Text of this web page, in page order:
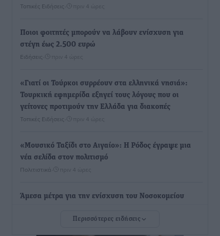
Τοπικές Ειδήσεις πριν 4 ώρες
Ποιοι φοιτητές μπορούν να λάβουν ενίσχυση για
στέγη έως 2.500 ευρώ
Ειδήσεις πριν 4 ώρες
«Γιατί οι Τούρκοι συρρέουν στα ελληνικά νησιά»:
Τουρκική εφημερίδα εξηγεί τους λόγους που οι
γείτονες προτιμούν την Ελλάδα για διακοπές
Τοπικές Ειδήσεις πριν 4 ώρες
«Μουσικό Ταξίδι στο Αιγαίο»: Η Ρόδος έγραψε μια
νέα σελίδα στον πολιτισμό
Πολιτιστικά πριν 4 ώρες
Άμεσα μέτρα για την ενίσχυση του Νοσοκομείου
ανακοίνωσε ο Άδωνις Γεωργιάδης
Περισσότερες ειδήσεις